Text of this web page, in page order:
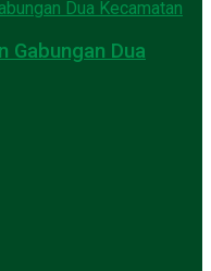
Gabungan Dua